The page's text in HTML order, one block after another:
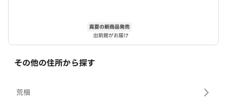
真夏の新商品発売
出前館がお届け
その他の住所から探す
荒槇